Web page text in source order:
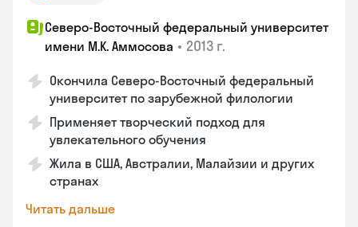
Северо-Восточный федеральный университет
имени М.К. Аммосова • 2013 г.
Окончила Северо-Восточный федеральный
университет по зарубежной филологии
Применяет творческий подход для
увлекательного обучения
Жила в США, Австралии, Малайзии и других
странах
Читать дальше